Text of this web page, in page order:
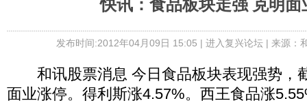
快讯：食品板块走强 克明面
发布时间:2012年04月09日 15:05 | 进入复兴论坛| 来源：
和讯股票消息 今日食品板块表现强势，
面业涨停。得利斯涨4.57%。西王食品涨